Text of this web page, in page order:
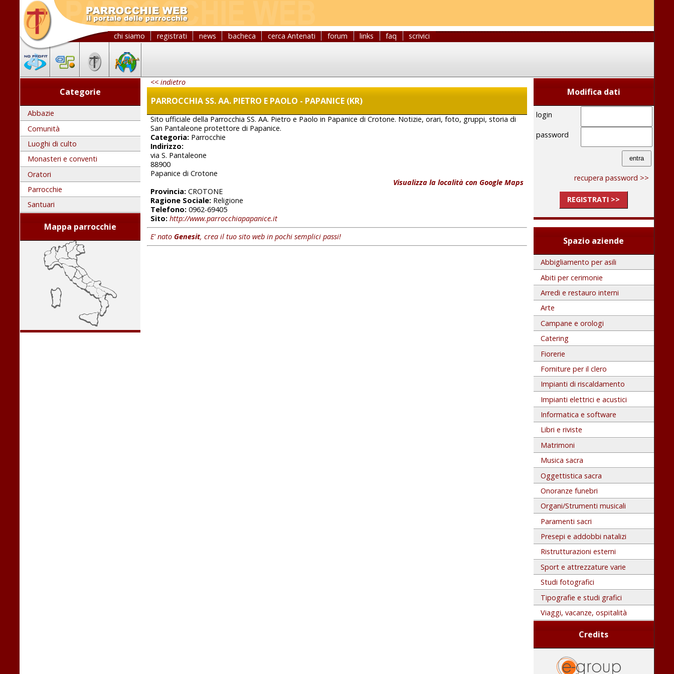
chi siamo registrati news bacheca cerca Antenati forum links faq scrivici
Categorie
Abbazie
Comunità
Luoghi di culto
Monasteri e conventi
Oratori
Parrocchie
Santuari
Mappa parrocchie
<< indietro
PARROCCHIA SS. AA. PIETRO E PAOLO - PAPANICE (KR)
Sito ufficiale della Parrocchia SS. AA. Pietro e Paolo in Papanice di Crotone. Notizie, orari, foto, gruppi, storia di
San Pantaleone protettore di Papanice.
Categoria: Parrocchie
Indirizzo:
via S. Pantaleone
88900
Papanice di Crotone
Visualizza la località con Google Maps
Provincia: CROTONE
Ragione Sociale: Religione
Telefono: 0962-69405
Sito: http://www.parrocchiapapanice.it
E' nato Genesit, crea il tuo sito web in pochi semplici passi!
Modifica dati
login
password
recupera password >>
REGISTRATI >>
Spazio aziende
Abbigliamento per asili
Abiti per cerimonie
Arredi e restauro interni
Arte
Campane e orologi
Catering
Fiorerie
Forniture per il clero
Impianti di riscaldamento
Impianti elettrici e acustici
Informatica e software
Libri e riviste
Matrimoni
Musica sacra
Oggettistica sacra
Onoranze funebri
Organi/Strumenti musicali
Paramenti sacri
Presepi e addobbi natalizi
Ristrutturazioni esterni
Sport e attrezzature varie
Studi fotografici
Tipografie e studi grafici
Viaggi, vacanze, ospitalità
Credits